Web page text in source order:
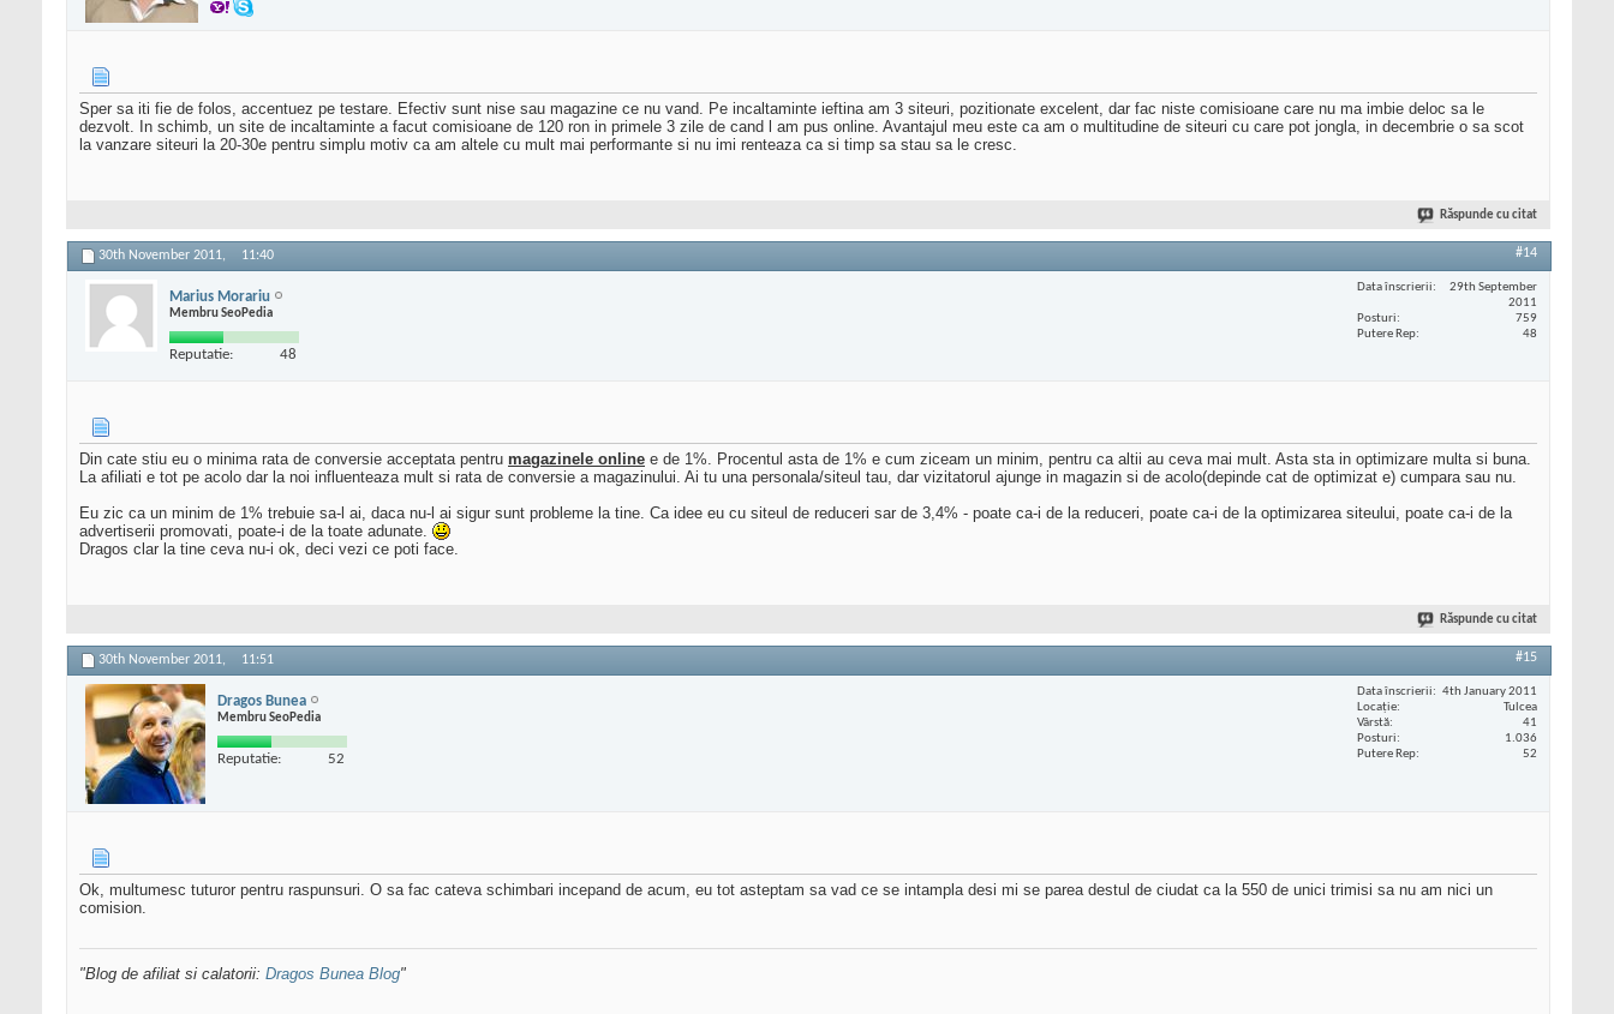
Sper sa iti fie de folos, accentuez pe testare. Efectiv sunt nise sau magazine ce nu vand. Pe incaltaminte ieftina am 3 siteuri, pozitionate excelent, dar fac niste comisioane care nu ma imbie deloc sa le
dezvolt. In schimb, un site de incaltaminte a facut comisioane de 120 ron in primele 3 zile de cand l am pus online. Avantajul meu este ca am o multitudine de siteuri cu care pot jongla, in decembrie o sa scot
la vanzare siteuri la 20-30e pentru simplu motiv ca am altele cu mult mai performante si nu imi renteaza ca si timp sa stau sa le cresc.
Răspunde cu citat
30th November 2011, 11:40 #14
Marius Morariu
Membru SeoPedia
Reputatie: 48
Data înscrierii
29th September
2011
Posturi
759
Putere Rep
48
Din cate stiu eu o minima rata de conversie acceptata pentru magazinele online e de 1%. Procentul asta de 1% e cum ziceam un minim, pentru ca altii au ceva mai mult. Asta sta in optimizare multa si buna.
La afiliati e tot pe acolo dar la noi influenteaza mult si rata de conversie a magazinului. Ai tu una personala/siteul tau, dar vizitatorul ajunge in magazin si de acolo(depinde cat de optimizat e) cumpara sau nu.
Eu zic ca un minim de 1% trebuie sa-l ai, daca nu-l ai sigur sunt probleme la tine. Ca idee eu cu siteul de reduceri sar de 3,4% - poate ca-i de la reduceri, poate ca-i de la optimizarea siteului, poate ca-i de la
advertiserii promovati, poate-i de la toate adunate.
Dragos clar la tine ceva nu-i ok, deci vezi ce poti face.
Răspunde cu citat
30th November 2011, 11:51 #15
Dragos Bunea
Membru SeoPedia
Reputatie: 52
Data înscrierii
4th January 2011
Locaţie
Tulcea
Vârstă
41
Posturi
1.036
Putere Rep
52
Ok, multumesc tuturor pentru raspunsuri. O sa fac cateva schimbari incepand de acum, eu tot asteptam sa vad ce se intampla desi mi se parea destul de ciudat ca la 550 de unici trimisi sa nu am nici un
comision.
"Blog de afiliat si calatorii: Dragos Bunea Blog"